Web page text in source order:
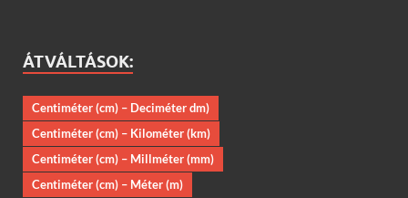
ÁTVÁLTÁSOK:
Centiméter (cm) – Deciméter dm)
Centiméter (cm) – Kilométer (km)
Centiméter (cm) – Millméter (mm)
Centiméter (cm) – Méter (m)